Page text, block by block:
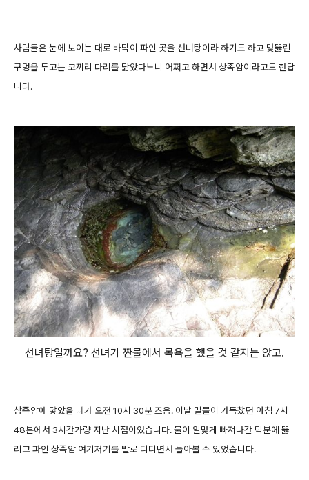
사람들은 눈에 보이는 대로 바닥이 파인 곳을 선녀탕이라 하기도 하고 맞뚫린
구멍을 두고는 코끼리 다리를 닮았다느니 어쩌고 하면서 상족암이라고도 한답
니다.
선녀탕일까요? 선녀가 짠물에서 목욕을 했을 것 같지는 않고.
상족암에 닿았을 때가 오전 10시 30분 즈음. 이날 밀물이 가득찼던 아침 7시
48분에서 3시간가량 지난 시점이었습니다. 물이 알맞게 빠져나간 덕분에 뚫
리고 파인 상족암 여기저기를 발로 디디면서 돌아볼 수 있었습니다.